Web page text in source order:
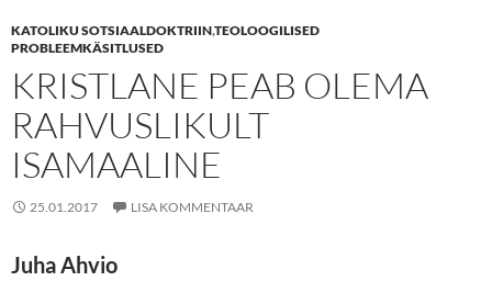
KATOLIKU SOTSIAALDOKTRIIN,TEOLOOGILISED
PROBLEEMKÄSITLUSED
KRISTLANE PEAB OLEMA
RAHVUSLIKULT
ISAMAALINE
25.01.2017 LISA KOMMENTAAR
Juha Ahvio